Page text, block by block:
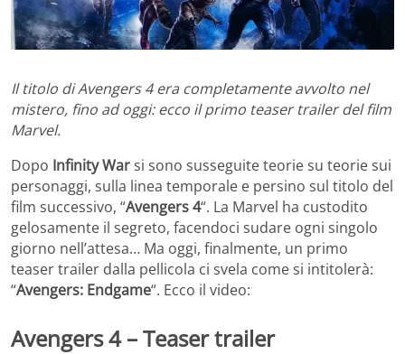
Il titolo di Avengers 4 era completamente avvolto nel
mistero, fino ad oggi: ecco il primo teaser trailer del film
Marvel.
Dopo Infinity Warsi sono susseguite teorie su teorie sui
personaggi, sulla linea temporale e persino sul titolo del
film successivo, “Avengers 4“. La Marvel ha custodito
gelosamente il segreto, facendoci sudare ogni singolo
giorno nell’attesa… Ma oggi, finalmente, un primo
teaser trailer dalla pellicola ci svela come si intitolerà:
“Avengers: Endgame“. Ecco il video:
Avengers 4 – Teaser trailer